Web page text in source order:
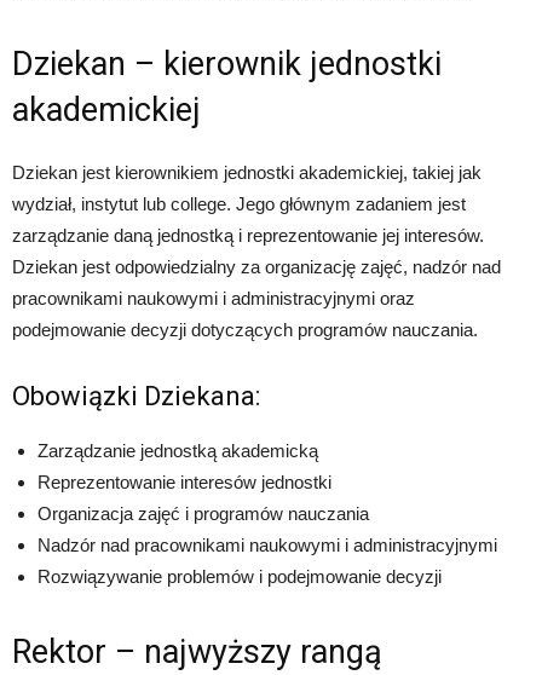
Dziekan – kierownik jednostki
akademickiej
Dziekan jest kierownikiem jednostki akademickiej, takiej jak
wydział, instytut lub college. Jego głównym zadaniem jest
zarządzanie daną jednostką i reprezentowanie jej interesów.
Dziekan jest odpowiedzialny za organizację zajęć, nadzór nad
pracownikami naukowymi i administracyjnymi oraz
podejmowanie decyzji dotyczących programów nauczania.
Obowiązki Dziekana:
Zarządzanie jednostką akademicką
Reprezentowanie interesów jednostki
Organizacja zajęć i programów nauczania
Nadzór nad pracownikami naukowymi i administracyjnymi
Rozwiązywanie problemów i podejmowanie decyzji
Rektor – najwyższy rangą